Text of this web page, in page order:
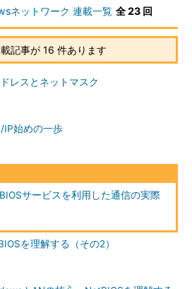
セッションの確
ドを呼び出してセ
け、これに対し
ドを呼び出してセ
ョンが確立され
の双方にセッシ
ビスを利用して通信するコンピュー
がクライアントとなり、通信に先立っ
ネットワーク 連載一覧 全 23 回
記事が 16 件あります
レスとネットマスク
始めの一歩
サービスを利用した通信の実際
を理解する（その2）